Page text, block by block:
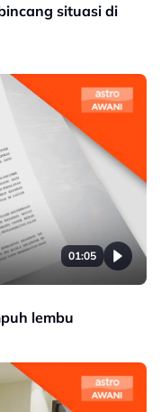
situasi di
01:05
lembu